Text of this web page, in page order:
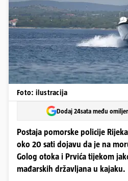
Foto: ilustracija
Dodaj 24sata među
Postaja pomorske policije
oko 20 sati dojavu da je na
Golog otoka i Prvića tijekom
mađarskih državljana u kajaku.